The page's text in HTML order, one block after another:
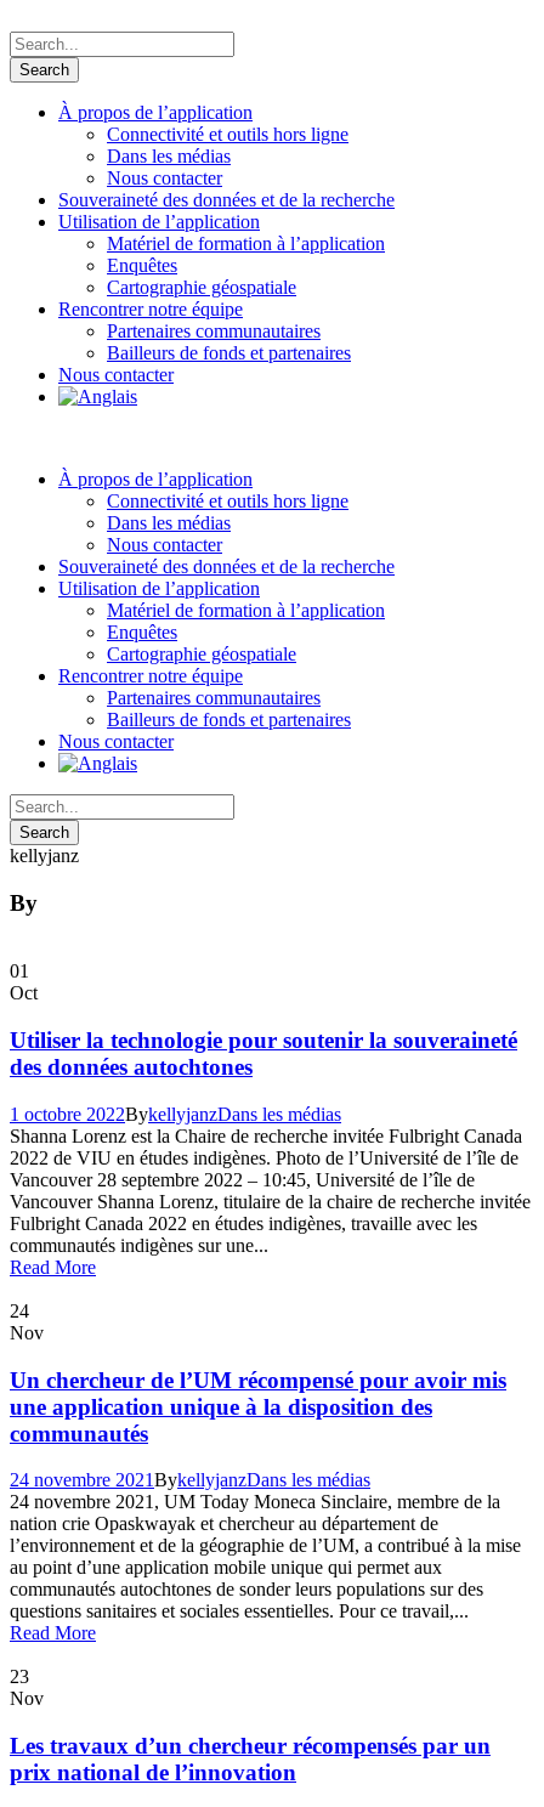
À propos de l’application
Connectivité et outils hors ligne
Dans les médias
Nous contacter
Souveraineté des données et de la recherche
Utilisation de l’application
Matériel de formation à l’application
Enquêtes
Cartographie géospatiale
Rencontrer notre équipe
Partenaires communautaires
Bailleurs de fonds et partenaires
Nous contacter
À propos de l’application
Connectivité et outils hors ligne
Dans les médias
Nous contacter
Souveraineté des données et de la recherche
Utilisation de l’application
Matériel de formation à l’application
Enquêtes
Cartographie géospatiale
Rencontrer notre équipe
Partenaires communautaires
Bailleurs de fonds et partenaires
Nous contacter
kellyjanz
By
01
Oct
Utiliser la technologie pour soutenir la souveraineté
des données autochtones
1 octobre 2022BykellyjanzDans les médias
Shanna Lorenz est la Chaire de recherche invitée Fulbright Canada
2022 de VIU en études indigènes. Photo de l’Université de l’île de
Vancouver 28 septembre 2022 – 10:45, Université de l’île de
Vancouver Shanna Lorenz, titulaire de la chaire de recherche invitée
Fulbright Canada 2022 en études indigènes, travaille avec les
communautés indigènes sur une...
Read More
24
Nov
Un chercheur de l’UM récompensé pour avoir mis
une application unique à la disposition des
communautés
24 novembre 2021BykellyjanzDans les médias
24 novembre 2021, UM Today Moneca Sinclaire, membre de la
nation crie Opaskwayak et chercheur au département de
l’environnement et de la géographie de l’UM, a contribué à la mise
au point d’une application mobile unique qui permet aux
communautés autochtones de sonder leurs populations sur des
questions sanitaires et sociales essentielles. Pour ce travail,...
Read More
23
Nov
Les travaux d’un chercheur récompensés par un
prix national de l’innovation